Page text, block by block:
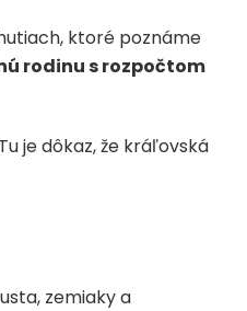
ktoré poznáme
rodinu s rozpočtom
je dôkaz, že kráľovská
zemiaky a